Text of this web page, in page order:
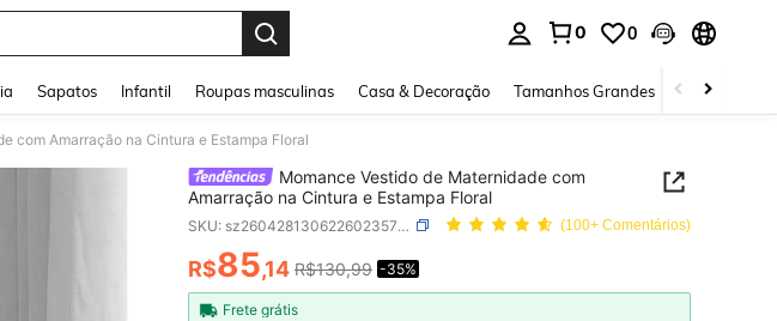
0 0
Sapatos Infantil Roupas masculinas Casa & Decoração Tamanhos Grandes Joias e
com Amarração na Cintura e Estampa Floral
Momance Vestido de Maternidade com
Amarração na Cintura e Estampa Floral
SKU: sz260428130622602357186 (100+ Comentários)
PRICE AND AVAILABILITY
R$85,14 R$130,99 -35%
Frete grátis